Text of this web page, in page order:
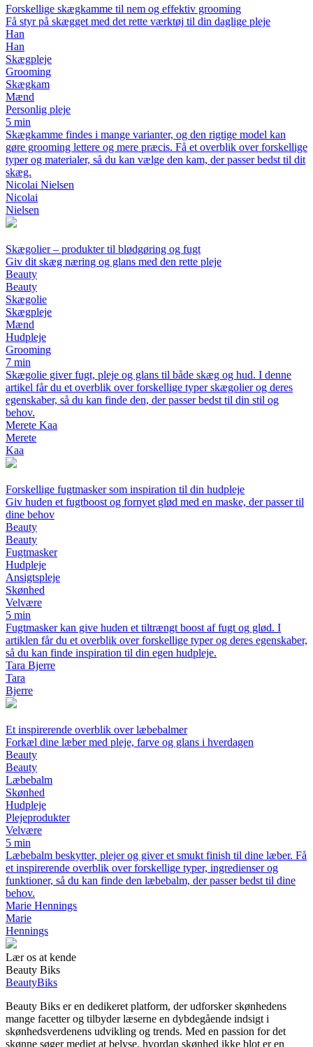
Forskellige skægkamme til nem og effektiv grooming
Få styr på skægget med det rette værktøj til din daglige pleje
Han
Han
Skægpleje
Grooming
Skægkam
Mænd
Personlig pleje
5 min
Skægkamme findes i mange varianter, og den rigtige model kan
gøre grooming lettere og mere præcis. Få et overblik over forskellige
typer og materialer, så du kan vælge den kam, der passer bedst til dit
skæg.
Nicolai Nielsen
Nicolai
Nielsen
Skægolier – produkter til blødgøring og fugt
Giv dit skæg næring og glans med den rette pleje
Beauty
Beauty
Skægolie
Skægpleje
Mænd
Hudpleje
Grooming
7 min
Skægolie giver fugt, pleje og glans til både skæg og hud. I denne
artikel får du et overblik over forskellige typer skægolier og deres
egenskaber, så du kan finde den, der passer bedst til din stil og
behov.
Merete Kaa
Merete
Kaa
Forskellige fugtmasker som inspiration til din hudpleje
Giv huden et fugtboost og fornyet glød med en maske, der passer til
dine behov
Beauty
Beauty
Fugtmasker
Hudpleje
Ansigtspleje
Skønhed
Velvære
5 min
Fugtmasker kan give huden et tiltrængt boost af fugt og glød. I
artiklen får du et overblik over forskellige typer og deres egenskaber,
så du kan finde inspiration til din egen hudpleje.
Tara Bjerre
Tara
Bjerre
Et inspirerende overblik over læbebalmer
Forkæl dine læber med pleje, farve og glans i hverdagen
Beauty
Beauty
Læbebalm
Skønhed
Hudpleje
Plejeprodukter
Velvære
5 min
Læbebalm beskytter, plejer og giver et smukt finish til dine læber. Få
et inspirerende overblik over forskellige typer, ingredienser og
funktioner, så du kan finde den læbebalm, der passer bedst til dine
behov.
Marie Hennings
Marie
Hennings
Lær os at kende
Beauty Biks
BeautyBiks
Beauty Biks er en dedikeret platform, der udforsker skønhedens
mange facetter og tilbyder læserne en dybdegående indsigt i
skønhedsverdenens udvikling og trends. Med en passion for det
skønne søger mediet at belyse, hvordan skønhed ikke blot er en